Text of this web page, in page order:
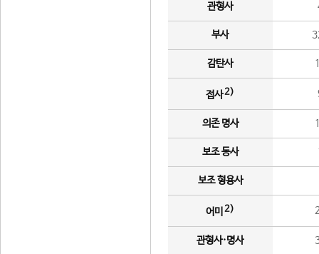
관형사
부사
감탄사
접사2)
의존 명사
보조 동사
보조 형용사
어미 2)
관형사·명사